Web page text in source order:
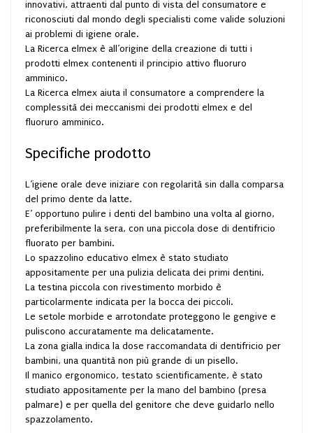
innovativi, attraenti dal punto di vista del consumatore e
riconosciuti dal mondo degli specialisti come valide soluzioni
ai problemi di igiene orale.
La Ricerca elmex è all’origine della creazione di tutti i
prodotti elmex contenenti il principio attivo fluoruro
amminico.
La Ricerca elmex aiuta il consumatore a comprendere la
complessità dei meccanismi dei prodotti elmex e del
fluoruro amminico.
Specifiche prodotto
L’igiene orale deve iniziare con regolarità sin dalla comparsa
del primo dente da latte.
E’ opportuno pulire i denti del bambino una volta al giorno,
preferibilmente la sera, con una piccola dose di dentifricio
fluorato per bambini.
Lo spazzolino educativo elmex è stato studiato
appositamente per una pulizia delicata dei primi dentini.
La testina piccola con rivestimento morbido è
particolarmente indicata per la bocca dei piccoli.
Le setole morbide e arrotondate proteggono le gengive e
puliscono accuratamente ma delicatamente.
La zona gialla indica la dose raccomandata di dentifricio per
bambini, una quantità non più grande di un pisello.
Il manico ergonomico, testato scientificamente, è stato
studiato appositamente per la mano del bambino (presa
palmare) e per quella del genitore che deve guidarlo nello
spazzolamento.